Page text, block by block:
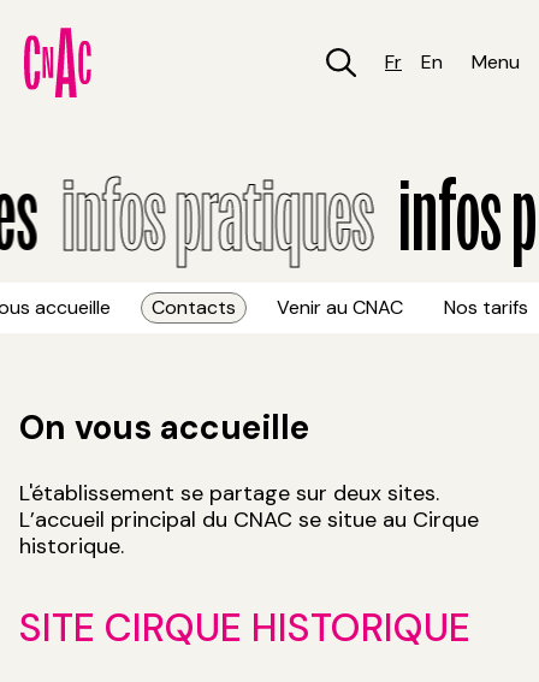
contenu
principal
Fr En Menu
infos pratiques infos
accueille Contacts Venir au CNAC Nos tarifs
On vous accueille
L'établissement se partage sur deux sites.
L’accueil principal du CNAC se situe au Cirque
historique.
SITE CIRQUE HISTORIQUE